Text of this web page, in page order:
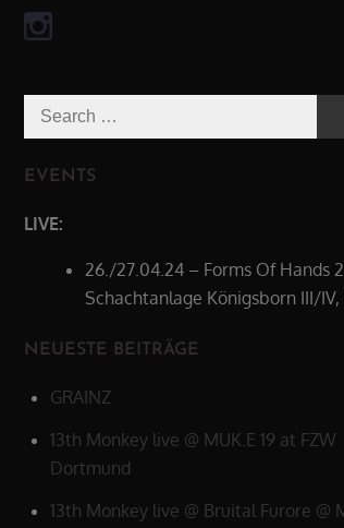
Search
for:
EVENTS
LIVE:
26./27.04.24 – Forms Of Hands
Schachtanlage Königsborn III/IV,
NEUESTE BEITRÄGE
GRAINZ
13th Monkey live @ MUK.E 19 at FZW
Dortmund
13th Monkey live @ Bruital Furore @